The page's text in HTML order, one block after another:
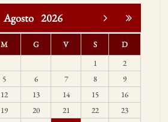
Agosto 2026
M G V S
D
1
2
5 6 7 8
9
12 13 14 15
16
19 20 21 22
23